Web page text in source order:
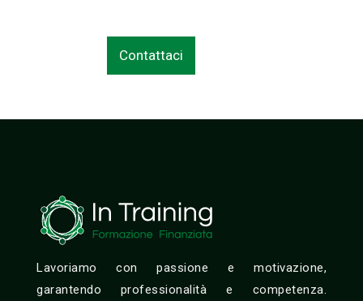
Lavoriamo con passione e motivazione,
garantendo professionalità e competenza.